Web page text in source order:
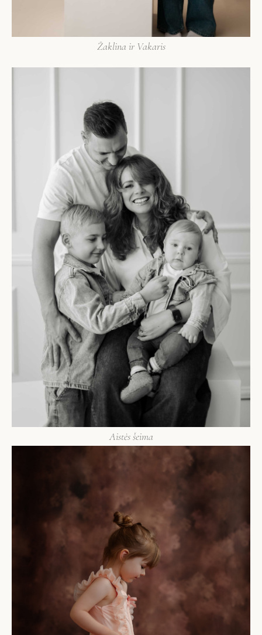
Žaklina ir Vakaris
Aistės šeima